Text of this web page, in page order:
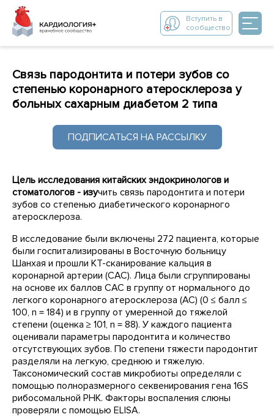
Вступить в
сообщество
Связь пародонтита и потери зубов со
степенью коронарного атеросклероза у
больных сахарным диабетом 2 типа
ПОДПИСАТЬСЯ НА РАССЫЛКУ
Цель исследования китайских эндокринологов и
стоматологов - изучить связь пародонтита и потери
зубов со степенью диабетического коронарного
атеросклероза.
В исследование были включены 272 пациента, которые
были госпитализированы в Восточную больницу
Шанхая и прошли КТ-сканирование кальция в
коронарной артерии (CAC). Лица были сгруппированы
на основе их баллов CAC в группу от нормального до
легкого коронарного атеросклероза (АС) (0 ≤ балл ≤
100, n = 184) и в группу от умеренной до тяжелой
степени (оценка ≥ 101, n = 88). У каждого пациента
оценивали параметры пародонтита и количество
отсутствующих зубов. По степени тяжести пародонтит
разделяли на легкую, среднюю и тяжелую.
Таксономический состав микробиоты определяли с
помощью полноразмерного секвенирования гена 16S
рибосомальной РНК. Факторы воспаления слюны
проверяли с помощью ELISA.